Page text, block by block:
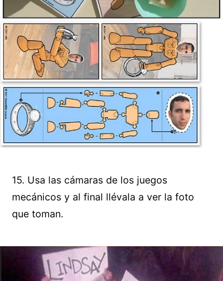
15. Usa las cámaras de los juegos
mecánicos y al final llévala a ver la foto
que toman.